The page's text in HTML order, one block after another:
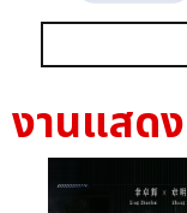
งานแสดง